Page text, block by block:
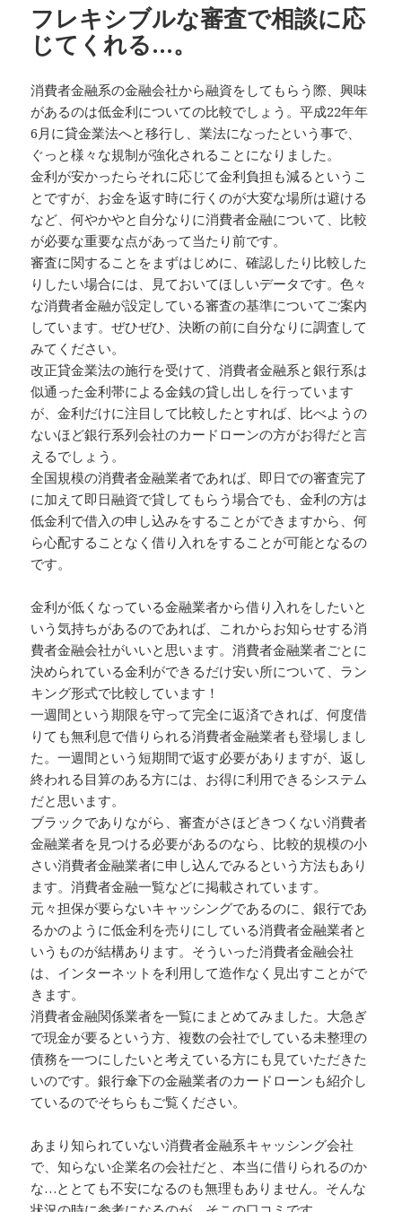
フレキシブルな審査で相談に応
じてくれる…。
消費者金融系の金融会社から融資をしてもらう際、興味
があるのは低金利についての比較でしょう。平成22年年
6月に貸金業法へと移行し、業法になったという事で、
ぐっと様々な規制が強化されることになりました。
金利が安かったらそれに応じて金利負担も減るというこ
とですが、お金を返す時に行くのが大変な場所は避ける
など、何やかやと自分なりに消費者金融について、比較
が必要な重要な点があって当たり前です。
審査に関することをまずはじめに、確認したり比較した
りしたい場合には、見ておいてほしいデータです。色々
な消費者金融が設定している審査の基準についてご案内
しています。ぜひぜひ、決断の前に自分なりに調査して
みてください。
改正貸金業法の施行を受けて、消費者金融系と銀行系は
似通った金利帯による金銭の貸し出しを行っています
が、金利だけに注目して比較したとすれば、比べようの
ないほど銀行系列会社のカードローンの方がお得だと言
えるでしょう。
全国規模の消費者金融業者であれば、即日での審査完了
に加えて即日融資で貸してもらう場合でも、金利の方は
低金利で借入の申し込みをすることができますから、何
ら心配することなく借り入れをすることが可能となるの
です。
金利が低くなっている金融業者から借り入れをしたいと
いう気持ちがあるのであれば、これからお知らせする消
費者金融会社がいいと思います。消費者金融業者ごとに
決められている金利ができるだけ安い所について、ラン
キング形式で比較しています！
一週間という期限を守って完全に返済できれば、何度借
りても無利息で借りられる消費者金融業者も登場しまし
た。一週間という短期間で返す必要がありますが、返し
終われる目算のある方には、お得に利用できるシステム
だと思います。
ブラックでありながら、審査がさほどきつくない消費者
金融業者を見つける必要があるのなら、比較的規模の小
さい消費者金融業者に申し込んでみるという方法もあり
ます。消費者金融一覧などに掲載されています。
元々担保が要らないキャッシングであるのに、銀行であ
るかのように低金利を売りにしている消費者金融業者と
いうものが結構あります。そういった消費者金融会社
は、インターネットを利用して造作なく見出すことがで
きます。
消費者金融関係業者を一覧にまとめてみました。大急ぎ
で現金が要るという方、複数の会社でしている未整理の
債務を一つにしたいと考えている方にも見ていただきた
いのです。銀行傘下の金融業者のカードローンも紹介し
ているのでそちらもご覧ください。
あまり知られていない消費者金融系キャッシング会社
で、知らない企業名の会社だと、本当に借りられるのか
な…ととても不安になるのも無理もありません。そんな